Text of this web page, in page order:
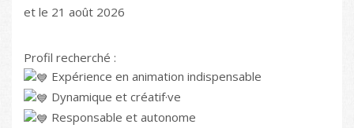
et le 21 août 2026
Profil recherché :
Expérience en animation indispensable
Dynamique et créatif·ve
Responsable et autonome